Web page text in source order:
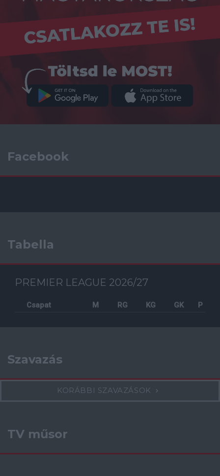
Facebook
Tabella
PREMIER LEAGUE 2026/27
Csapat M RG KG GK P
Szavazás
KORÁBBI SZAVAZÁSOK
TV műsor